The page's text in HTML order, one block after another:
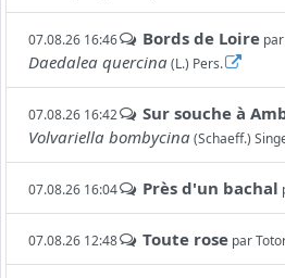
07.08.26 16:46 Bords de Loire
Daedalea quercina(L.) Pers.
07.08.26 16:42 Sur souche à
Volvariella bombycina(Schaeff.)
07.08.26 16:04 Près d'un bachal
07.08.26 12:48 Toute rose par